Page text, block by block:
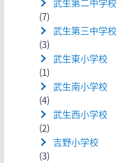
(7)
武生第三中学校
(3)
武生東小学校
(1)
武生南小学校
(4)
武生西小学校
(2)
吉野小学校
(3)